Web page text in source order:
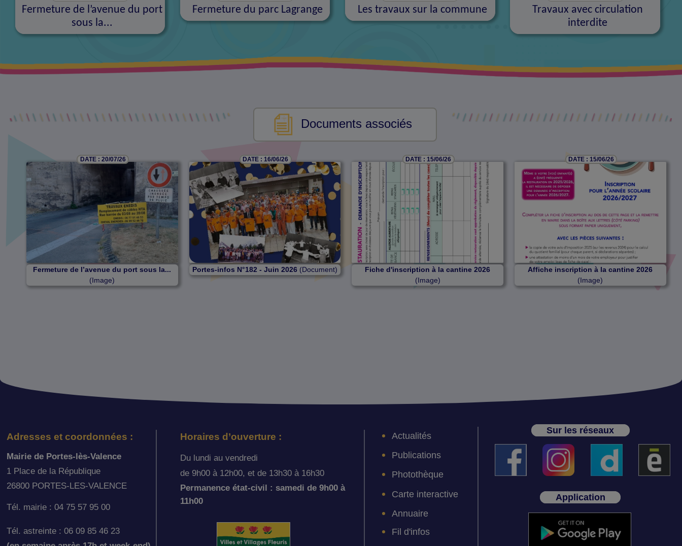
Fermeture de l’avenue du port
sous la...
Fermeture du parc Lagrange Les travaux sur la commune
Travaux avec circulation
interdite
Documents associés
DATE : 20/07/26
Fermeture de l’avenue du port sous la...
(Image)
DATE : 16/06/26
Portes-infos N°182 - Juin 2026 (Document)
DATE : 15/06/26
Fiche d'inscription à la cantine 2026
(Image)
DATE : 15/06/26
Affiche inscription à la cantine 2026
(Image)
Adresses et coordonnées :
Mairie de Portes-lès-Valence
1 Place de la République
26800 PORTES-LES-VALENCE
Tél. mairie : 04 75 57 95 00
Tél. astreinte : 06 09 85 46 23
Horaires d’ouverture :
Du lundi au vendredi
de 9h00 à 12h00, et de 13h30 à 16h30
Permanence état-civil : samedi de 9h00 à
11h00
Actualités
Publications
Photothèque
Carte interactive
Annuaire
Fil d'infos
Sur les réseaux
Application